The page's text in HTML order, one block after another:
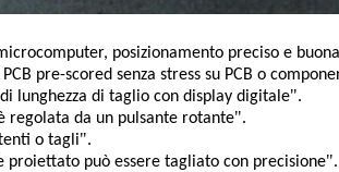
posizionamento preciso e
pre-scored senza stress su PCB o
lunghezza di taglio con display digitale".
regolata da un pulsante rotante".
o tagli".
proiettato può essere tagliato con precisione".